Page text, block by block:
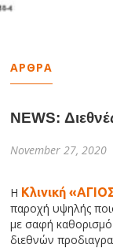
ΑΡΘΡΑ
NEWS:
November 27, 2020
Η Κλινική
παροχή υψηλής
με σαφή
διεθνών